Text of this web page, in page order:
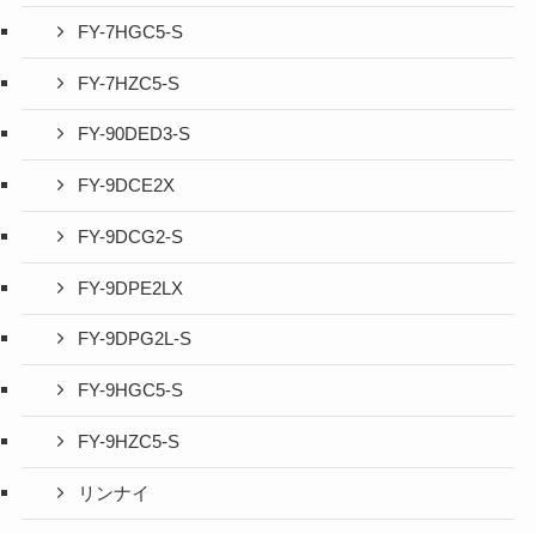
FY-7HGC5-S
FY-7HZC5-S
FY-90DED3-S
FY-9DCE2X
FY-9DCG2-S
FY-9DPE2LX
FY-9DPG2L-S
FY-9HGC5-S
FY-9HZC5-S
リンナイ